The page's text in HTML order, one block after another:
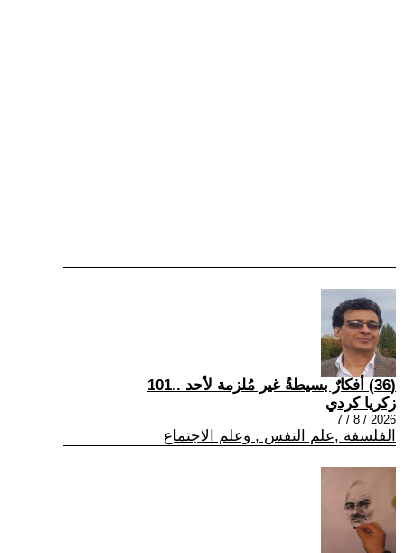
(36) أفكارٌ بسيطةٌ غير مُلزمة لأحد ..101
زكريا كردي
2026 / 8 / 7
الفلسفة ,علم النفس , وعلم الاجتماع